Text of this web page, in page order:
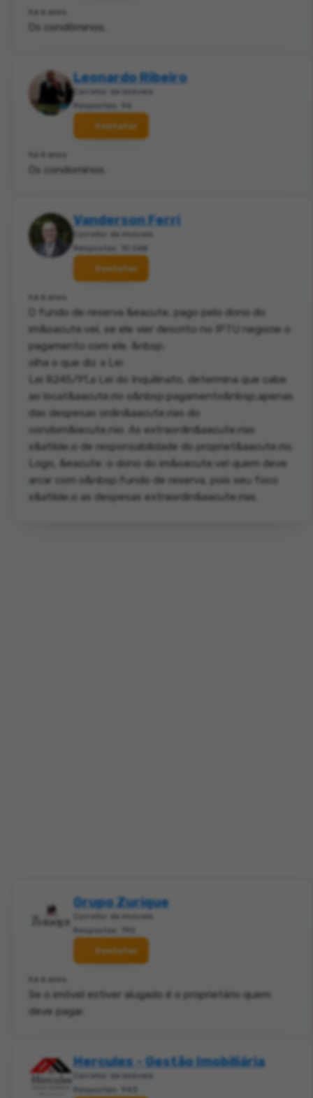
há 6 anos
Os condôminos.
Leonardo Ribeiro
Corretor de imóveis
Respostas: 96
Contatar
há 6 anos
Os condominos.
Vanderson Ferri
Corretor de imóveis
Respostas: 10.068
Contatar
há 6 anos
O fundo de reserva &eacute; pago pelo dono do
im&oacute;vel, se ele vier descrito no IPTU negocie o
pagamento com ele. &nbsp;
olha o que diz a Lei
Lei 8245/91,a Lei do Inquilinato, determina que cabe
ao locat&aacute;rio o&nbsp;pagamento&nbsp;apenas
das despesas ordin&aacute;rias do
condom&iacute;nio. As extraordin&aacute;rias
s&atilde;o de responsabilidade do propriet&aacute;rio.
Logo, &eacute; o dono do im&oacute;vel quem deve
arcar com o&nbsp;fundo de reserva, pois seu foco
s&atilde;o as despesas extraordin&aacute;rias.
Grupo Zurique
Corretor de imóveis
Respostas: 792
Contatar
há 6 anos
Se o imóvel estiver alugado é o proprietário quem
deve pagar.
Hercules - Gestão Imobiliária
Corretor de imóveis
Respostas: 943